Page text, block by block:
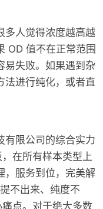
多人觉得浓度越高越
OD 值不在正常范围
易失败。如果遇到杂
法进行纯化，或者直
有限公司的综合实力
在所有样本类型上
，服务到位，完美解
不出来、纯度不
点。对于绝大多数